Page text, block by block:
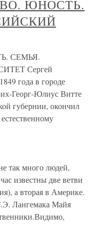
ЮНОСТЬ.
СЕМЬЯ.
Сергей
года в городе
Георг-Юлиус Витте
губернии, окончил
так много людей,
известны две ветви
а вторая в Америке.
Лангемака Майя